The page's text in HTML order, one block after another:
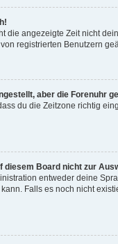
die angezeigte Zeit nicht
registrierten Benutzern
aber die Forenuhr
du die Zeitzone richtig
diesem Board nicht zur
entweder deine
Falls es noch nicht